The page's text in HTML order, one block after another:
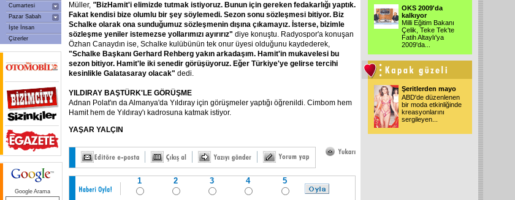
Cumartesi
Pazar Sabah
İşte İnsan
Çizerler
Google Arama
Müller, "BizHamit'i elimizde tutmak istiyoruz. Bunun için gereken fedakarlığı yaptık.
Fakat kendisi bize olumlu bir şey söylemedi. Sezon sonu sözleşmesi bitiyor. Biz
Schalke olarak ona sunduğumuz sözleşmenin dışına çıkamayız. İsterse, bizimle
sözleşme yeniler istemezse yollarımızı ayırırız" diye konuştu. Radyospor'a konuşan
Özhan Canaydın ise, Schalke kulübünün tek onur üyesi olduğunu kaydederek,
"Schalke Başkanı Gerhard Rehberg yakın arkadaşım. Hamit'in mukavelesi bu
sezon bitiyor. Hamit'le iki senedir görüşüyoruz. Eğer Türkiye'ye gelirse tercihi
kesinlikle Galatasaray olacak" dedi.
YILDIRAY BAŞTÜRK'LE GÖRÜŞME
Adnan Polat'ın da Almanya'da Yıldıray için görüşmeler yaptığı öğrenildi. Cimbom hem
Hamit hem de Yıldıray'ı kadrosuna katmak istiyor.
YAŞAR YALÇIN
1 2 3 4 5
OKS 2009'da
kalkıyor
Milli Eğitim Bakanı
Çelik, Teke Tek'te
Fatih Altaylı'ya
2009'da...
Şeritlerden mayo
ABD'de düzenlenen
bir moda etkinliğinde
kreasyonlarını
sergileyen...